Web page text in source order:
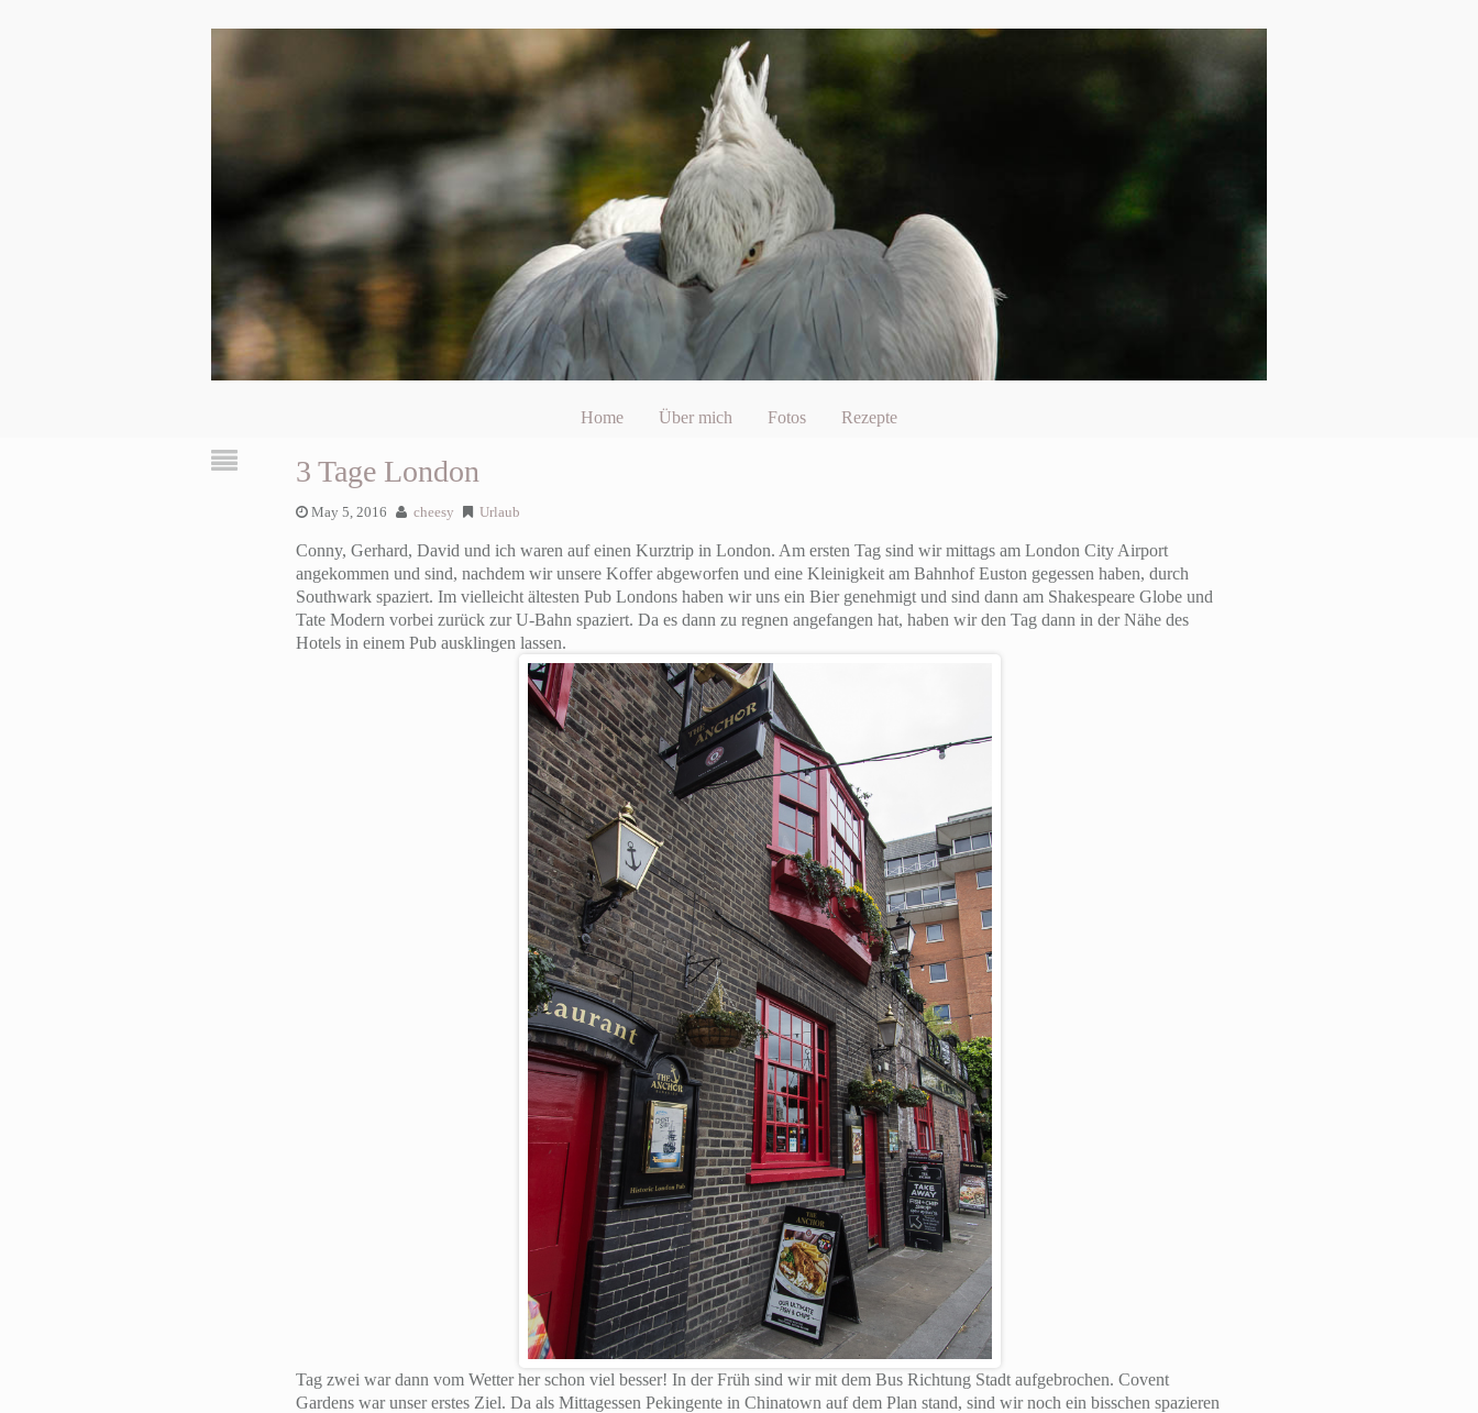
Home Über mich Fotos Rezepte
3 Tage London
May 5, 2016 cheesy Urlaub
Conny, Gerhard, David und ich waren auf einen Kurztrip in London. Am ersten Tag sind wir mittags am London City Airport
angekommen und sind, nachdem wir unsere Koffer abgeworfen und eine Kleinigkeit am Bahnhof Euston gegessen haben, durch
Southwark spaziert. Im vielleicht ältesten Pub Londons haben wir uns ein Bier genehmigt und sind dann am Shakespeare Globe und
Tate Modern vorbei zurück zur U-Bahn spaziert. Da es dann zu regnen angefangen hat, haben wir den Tag dann in der Nähe des
Hotels in einem Pub ausklingen lassen.
Tag zwei war dann vom Wetter her schon viel besser! In der Früh sind wir mit dem Bus Richtung Stadt aufgebrochen. Covent
Gardens war unser erstes Ziel. Da als Mittagessen Pekingente in Chinatown auf dem Plan stand, sind wir noch ein bisschen spazieren